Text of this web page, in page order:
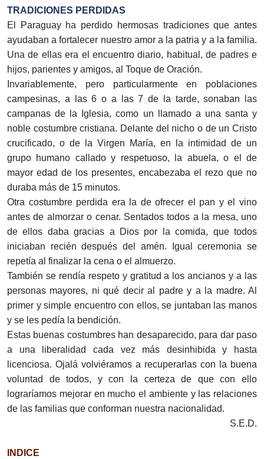
TRADICIONES PERDIDAS
El Paraguay ha perdido hermosas tradiciones que antes
ayudaban a fortalecer nuestro amor a la patria y a la familia.
Una de ellas era el encuentro diario, habitual, de padres e
hijos, parientes y amigos, al Toque de Oración.
Invariablemente, pero particularmente en poblaciones
campesinas, a las 6 o a las 7 de la tarde, sonaban las
campanas de la Iglesia, como un llamado a una santa y
noble costumbre cristiana. Delante del nicho o de un Cristo
crucificado, o de la Virgen María, en la intimidad de un
grupo humano callado y respetuoso, la abuela, o el de
mayor edad de los presentes, encabezaba el rezo que no
duraba más de 15 minutos.
Otra costumbre perdida era la de ofrecer el pan y el vino
antes de almorzar o cenar. Sentados todos a la mesa, uno
de ellos daba gracias a Dios por la comida, que todos
iniciaban recién después del amén. Igual ceremonia se
repetía al finalizar la cena o el almuerzo.
También se rendía respeto y gratitud a los ancianos y a las
personas mayores, ni qué decir al padre y a la madre. Al
primer y simple encuentro con ellos, se juntaban las manos
y se les pedía la bendición.
Estas buenas costumbres han desaparecido, para dar paso
a una liberalidad cada vez más desinhibida y hasta
licenciosa. Ojalá volviéramos a recuperarlas con la buena
voluntad de todos, y con la certeza de que con ello
lograríamos mejorar en mucho el ambiente y las relaciones
de las familias que conforman nuestra nacionalidad.
S.E.D.
INDICE